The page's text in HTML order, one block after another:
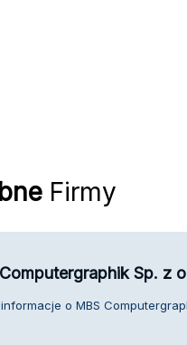
Firmy
Sp. z
o MBS